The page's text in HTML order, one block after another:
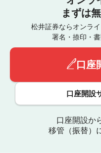
まずは
松井証券ならオンラ
署名・捺印・
口座
口座開設
口座開設か
移管（振替）